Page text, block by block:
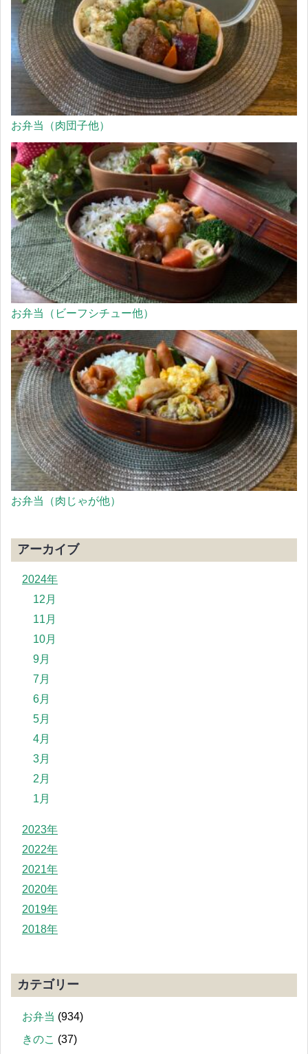
お弁当（肉団子他）
お弁当（ビーフシチュー他）
お弁当（肉じゃが他）
アーカイブ
2024年
12月
11月
10月
9月
7月
6月
5月
4月
3月
2月
1月
2023年
2022年
2021年
2020年
2019年
2018年
カテゴリー
お弁当 (934)
きのこ (37)